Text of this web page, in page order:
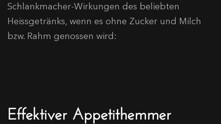
Schlankmacher-Wirkungen des beliebten
Heissgetränks, wenn es ohne Zucker und Milch
bzw. Rahm genossen wird:
Effektiver Appetithemmer